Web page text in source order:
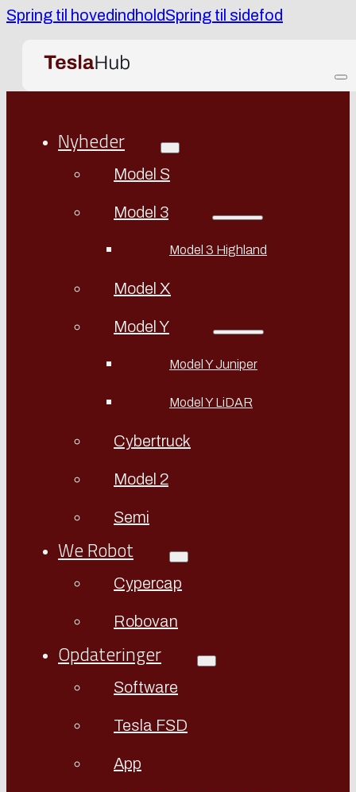
Spring til hovedindholdSpring til sidefod
Nyheder
Model S
Model 3
Model 3 Highland
Model X
Model Y
Model Y Juniper
Model Y LiDAR
Cybertruck
Model 2
Semi
We Robot
Cypercap
Robovan
Opdateringer
Software
Tesla FSD
App